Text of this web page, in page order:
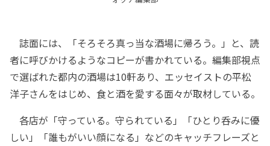
誌面には、「そろそろ真っ当な酒場に帰ろう。」と、読
者に呼びかけるようなコピーが書かれている。編集部視点
で選ばれた都内の酒場は10軒あり、エッセイストの平松
洋子さんをはじめ、食と酒を愛する面々が取材している。
各店が「守っている。守られている」「ひとり呑みに優
しい」「誰もがいい顔になる」などのキャッチフレーズと